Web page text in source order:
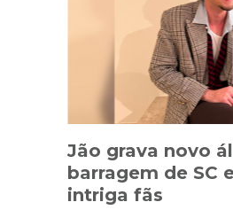
Jão grava novo
barragem de SC
intriga fãs